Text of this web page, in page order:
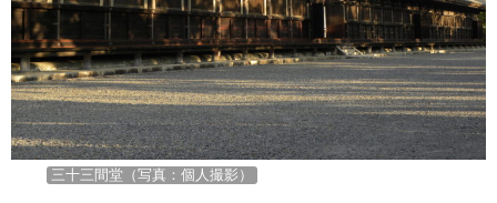
三十三間堂（写真：個人撮影）